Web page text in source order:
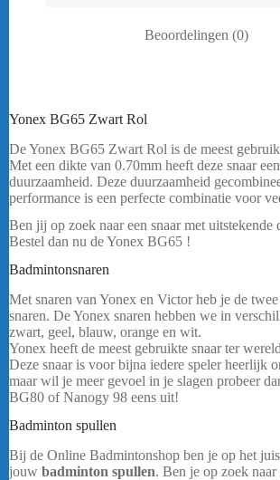
Beoordelingen (0)
Yonex BG65 Zwart Rol
De Yonex BG65 Zwart Rol is de meest
Met een dikte van 0.70mm heeft deze snaar
duurzaamheid. Deze duurzaamheid
performance is een perfecte combinatie voor
Ben jij op zoek naar een snaar met uitstekende
Bestel dan nu de Yonex BG65 !
Badmintonsnaren
Met snaren van Yonex en Victor heb je de
snaren. De Yonex snaren hebben we in
zwart, geel, blauw, orange en wit.
Yonex heeft de meest gebruikte snaar ter
Deze snaar is voor bijna iedere speler heerlijk
maar wil je meer gevoel in je slagen probeer
BG80 of Nanogy 98 eens uit!
Badminton spullen
Bij de Online Badmintonshop ben je op het
jouw badminton spullen. Ben je op zoek